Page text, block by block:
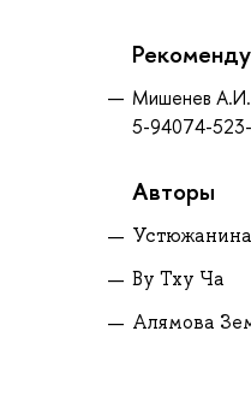
Мишенев А.И.
5-94074-
Авторы
Ву Тху Ча
Алямова